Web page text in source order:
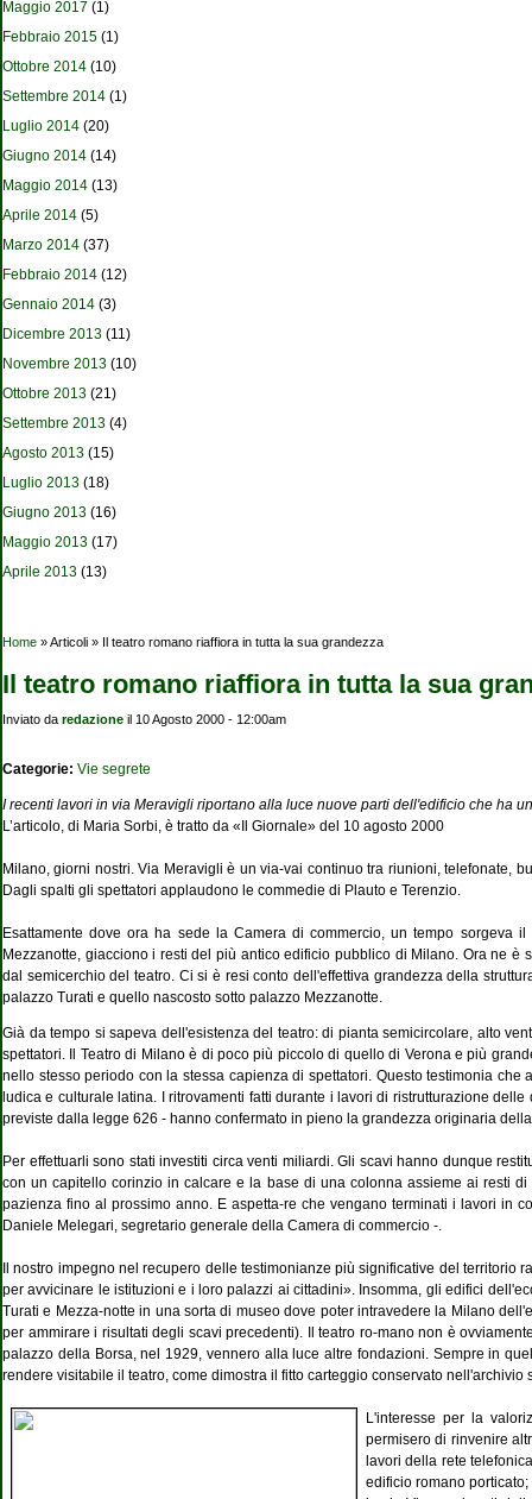
Maggio 2017 (1)
Febbraio 2015 (1)
Ottobre 2014 (10)
Settembre 2014 (1)
Luglio 2014 (20)
Giugno 2014 (14)
Maggio 2014 (13)
Aprile 2014 (5)
Marzo 2014 (37)
Febbraio 2014 (12)
Gennaio 2014 (3)
Dicembre 2013 (11)
Novembre 2013 (10)
Ottobre 2013 (21)
Settembre 2013 (4)
Agosto 2013 (15)
Luglio 2013 (18)
Giugno 2013 (16)
Maggio 2013 (17)
Aprile 2013 (13)
Tu sei qui
Home » Articoli » Il teatro romano riaffiora in tutta la sua grandezza
Il teatro romano riaffiora in tutta la sua
Inviato da redazione il 10 Agosto 2000 - 12:00am
Categorie: Vie segrete
I recenti lavori in via Meravigli riportano alla luce nuove parti dell'edificio che ha
L’articolo, di Maria Sorbi, è tratto da «Il Giornale» del 10 agosto 2000
Milano, giorni nostri. Via Meravigli è un via-vai continuo tra riunioni, telefonate,
Dagli spalti gli spettatori applaudono le commedie di Plauto e Terenzio.
Esattamente dove ora ha sede la Camera di commercio, un tempo sorgeva
Mezzanotte, giacciono i resti del più antico edificio pubblico di Milano. Ora ne
dal semicerchio del teatro. Ci si è resi conto dell'effettiva grandezza della
palazzo Turati e quello nascosto sotto palazzo Mezzanotte.
Già da tempo si sapeva dell'esistenza del teatro: di pianta semicircolare, alto
spettatori. Il Teatro di Milano è di poco più piccolo di quello di Verona e più
nello stesso periodo con la stessa capienza di spettatori. Questo testimonia
ludica e culturale latina. I ritrovamenti fatti durante i lavori di ristrutturazione
previste dalla legge 626 - hanno confermato in pieno la grandezza originaria
Per effettuarli sono stati investiti circa venti miliardi. Gli scavi hanno dunque
con un capitello corinzio in calcare e la base di una colonna assieme ai resti
pazienza fino al prossimo anno. E aspetta-re che vengano terminati i lavori in
Daniele Melegari, segretario generale della Camera di commercio -.
Il nostro impegno nel recupero delle testimonianze più significative del territorio
per avvicinare le istituzioni e i loro palazzi ai cittadini». Insomma, gli edifici
Turati e Mezza-notte in una sorta di museo dove poter intravedere la Milano
per ammirare i risultati degli scavi precedenti). Il teatro ro-mano non è
palazzo della Borsa, nel 1929, vennero alla luce altre fondazioni. Sempre in
rendere visitabile il teatro, come dimostra il fitto carteggio conservato nell'archivio
L'interesse per la
permisero di rinvenire
lavori della rete
edificio romano